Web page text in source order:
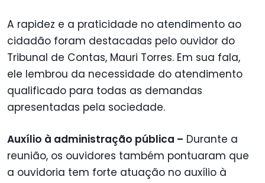
A rapidez e a praticidade no atendimento ao
cidadão foram destacadas pelo ouvidor do
Tribunal de Contas, Mauri Torres. Em sua fala,
ele lembrou da necessidade do atendimento
qualificado para todas as demandas
apresentadas pela sociedade.
Auxílio à administração pública – Durante a
reunião, os ouvidores também pontuaram que
a ouvidoria tem forte atuação no auxílio à